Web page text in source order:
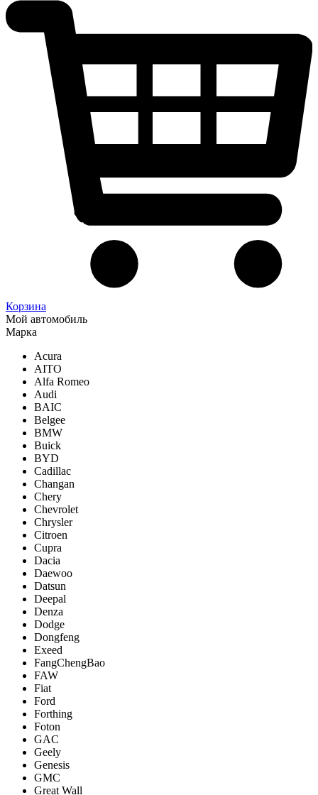
Корзина
Мой автомобиль
Марка
Acura
AITO
Alfa Romeo
Audi
BAIC
Belgee
BMW
Buick
BYD
Cadillac
Changan
Chery
Chevrolet
Chrysler
Citroen
Cupra
Dacia
Daewoo
Datsun
Deepal
Denza
Dodge
Dongfeng
Exeed
FangChengBao
FAW
Fiat
Ford
Forthing
Foton
GAC
Geely
Genesis
GMC
Great Wall